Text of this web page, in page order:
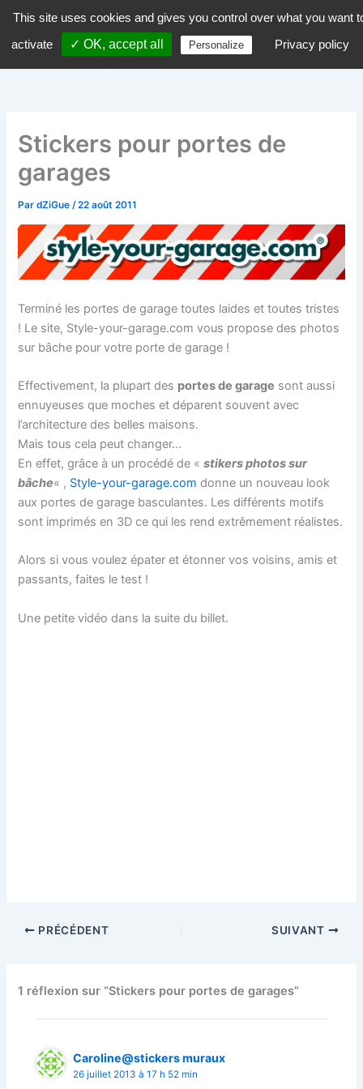
contenu
dZiGue
Stickers pour portes de
garages
PardZiGue/22 août 2011
Terminé les portes de garage toutes laides et toutes tristes
! Le site, Style-your-garage.com vous propose des photos
sur bâche pour votre porte de garage !
Effectivement, la plupart des portes de garage sont aussi
ennuyeuses que moches et déparent souvent avec
l’architecture des belles maisons.
Mais tous cela peut changer…
En effet, grâce à un procédé de «stikers photos sur
bâche« , Style-your-garage.com donne un nouveau look
aux portes de garage basculantes. Les différents motifs
sont imprimés en 3D ce qui les rend extrêmement réalistes.
Alors si vous voulez épater et étonner vos voisins, amis et
passants, faites le test !
Une petite vidéo dans la suite du billet.
PRÉCÉDENT SUIVANT
1 réflexion sur “Stickers pour portes de garages”
Caroline@stickers muraux
26 juillet 2013 à 17 h 52 min
This site uses cookies and gives you control over what you want
activate
✓ OK, accept all Personalize Privacy policy